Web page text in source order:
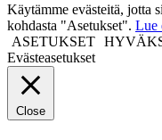
Käytämme evästeitä, jotta
kohdasta "Asetukset". Lue
ASETUKSET
Evästeasetukset
Close